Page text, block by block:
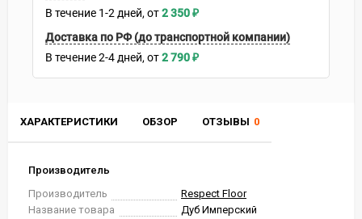
ХАРАКТЕРИСТИКИ ОБЗОР ОТЗЫВЫ 0
Производитель
Производитель
Respect Floor
Название товара
Дуб Имперский
В течение 1-2 дней 2 350₽
Доставка по РФ (до транспортной компании)
В течение2-4 дней 2 790₽